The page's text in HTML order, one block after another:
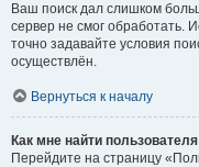
Ваш поиск дал слишком
сервер не смог обработать.
точно задавайте условия
осуществлён.
Вернуться к началу
Как мне найти
Перейдите на страницу